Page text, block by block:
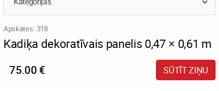
Apskates: 318
Kadiķa dekoratīvais panelis 0,47 × 0,61 m
75.00 € SŪTĪT ZIŅU